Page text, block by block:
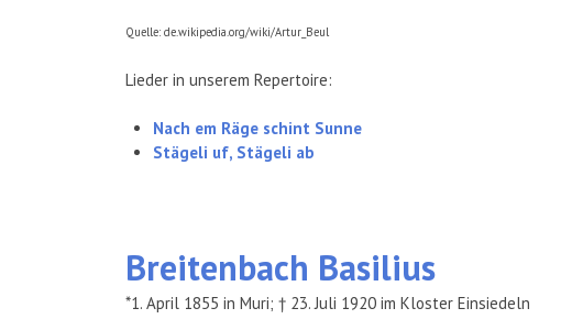
Quelle: de.wikipedia.org/wiki/Artur_Beul
Lieder in unserem Repertoire:
Nach em Räge schint Sunne
Stägeli uf, Stägeli ab
Breitenbach Basilius
*1. April 1855 in Muri; † 23. Juli 1920 im Kloster Einsiedeln